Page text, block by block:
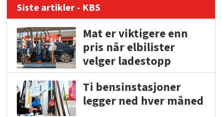
Siste artikler - KBS
Mat er viktigere enn
pris når elbilister
velger ladestopp
Ti bensinstasjoner
legger ned hver måned